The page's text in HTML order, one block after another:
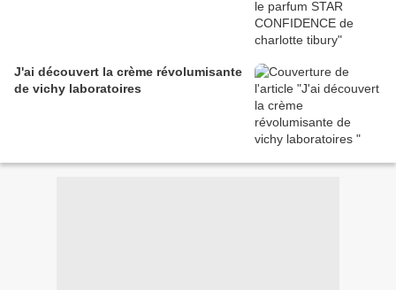
J'ai découvert la crème révolumisante
de vichy laboratoires